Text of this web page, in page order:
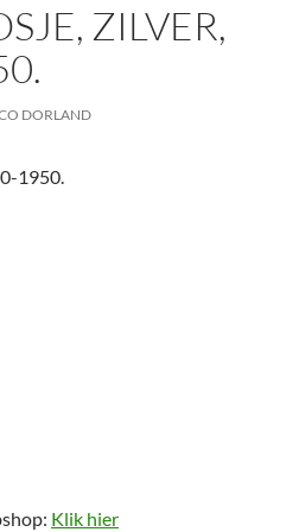
ZILVER,
DORLAND
1950.
Klik hier